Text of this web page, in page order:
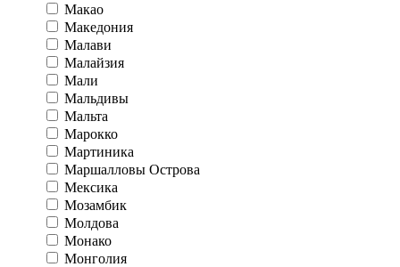
Макао
Македония
Малави
Малайзия
Мали
Мальдивы
Мальта
Марокко
Мартиника
Маршалловы Острова
Мексика
Мозамбик
Молдова
Монако
Монголия